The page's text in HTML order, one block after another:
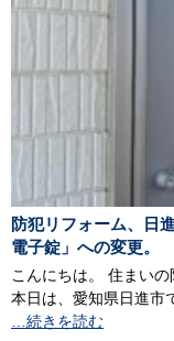
防犯リフォーム、日
電子錠」への変更。
こんにちは。 住まいの
本日は、愛知県日進市
…続きを読む